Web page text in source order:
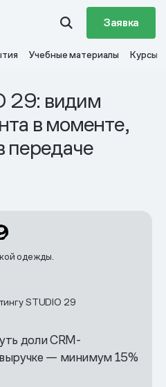
Заявка
Учебные материалы Курсы
29: видим
в моменте,
передаче
одежды.
STUDIO 29
доли CRM-
— минимум 15%